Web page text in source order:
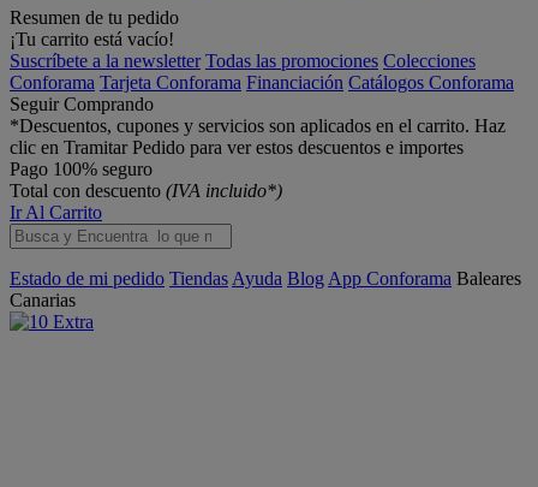
Resumen de tu pedido
¡Tu carrito está vacío!
Suscríbete a la newsletter Todas las promociones Colecciones
Conforama Tarjeta Conforama Financiación Catálogos Conforama
Seguir Comprando
*Descuentos, cupones y servicios son aplicados en el carrito. Haz
clic en Tramitar Pedido para ver estos descuentos e importes
Pago 100% seguro
Total con descuento (IVA incluido*)
Ir Al Carrito
Estado de mi pedido Tiendas Ayuda Blog App Conforama Baleares
Canarias